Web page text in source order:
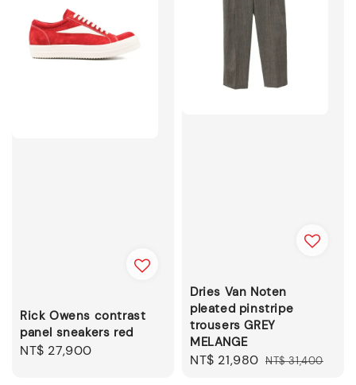
Rick Owens contrast
panel sneakers red
Regular
NT$ 27,900
Dries Van Noten
pleated pinstripe
trousers GREY
MELANGE
Sale
NT$ 21,980 Regular
NT$ 31,400